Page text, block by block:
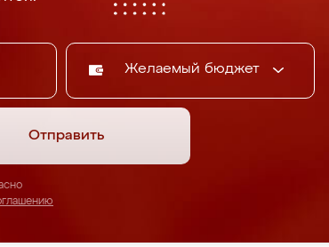
Желаемый бюджет
Отправить